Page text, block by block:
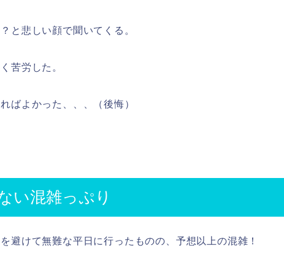
と悲しい顔で聞いてくる。
苦労した。
ばよかった、、、（後悔）
い混雑っぷり
避けて無難な平日に行ったものの、予想以上の混雑！